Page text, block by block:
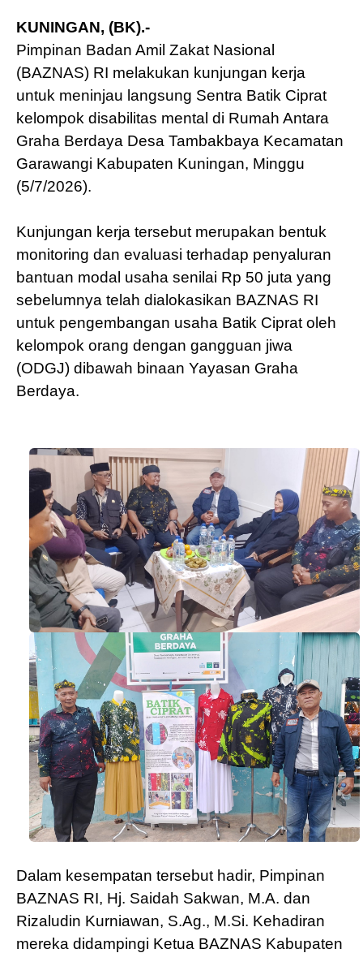
KUNINGAN, (BK).-
Pimpinan Badan Amil Zakat Nasional
(BAZNAS) RI melakukan kunjungan kerja
untuk meninjau langsung Sentra Batik Ciprat
kelompok disabilitas mental di Rumah Antara
Graha Berdaya Desa Tambakbaya Kecamatan
Garawangi Kabupaten Kuningan, Minggu
(5/7/2026).
Kunjungan kerja tersebut merupakan bentuk
monitoring dan evaluasi terhadap penyaluran
bantuan modal usaha senilai Rp 50 juta yang
sebelumnya telah dialokasikan BAZNAS RI
untuk pengembangan usaha Batik Ciprat oleh
kelompok orang dengan gangguan jiwa
(ODGJ) dibawah binaan Yayasan Graha
Berdaya.
Dalam kesempatan tersebut hadir, Pimpinan
BAZNAS RI, Hj. Saidah Sakwan, M.A. dan
Rizaludin Kurniawan, S.Ag., M.Si. Kehadiran
mereka didampingi Ketua BAZNAS Kabupaten